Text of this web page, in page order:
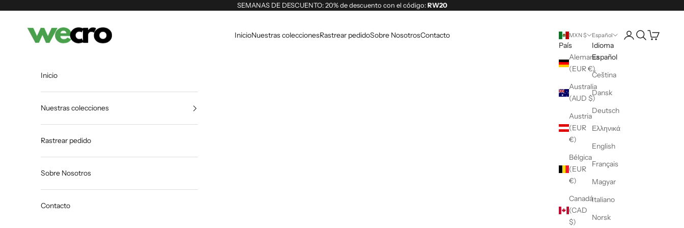
SEMANAS DE DESCUENTO: 20% de descuento con el código:RW20
Shopwecro
InicioNuestras coleccionesRastrear pedidoSobre NosotrosContacto MXN $
País
Alemania
(EUR €)
Australia
(AUD $)
Austria
(EUR
€)
Bélgica
(EUR
€)
Canadá
(CAD
$)
Español
Idioma
Español
Čeština
Dansk
Deutsch
Ελληνικά
English
Français
Magyar
Italiano
Norsk
Abrir página de la
Abrir búsqueda
Abrir cesta
Inicio
Nuestras colecciones
Rastrear pedido
Sobre Nosotros
Contacto